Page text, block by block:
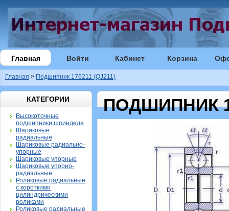
Главная Войти Кабинет Корзина
Главная > Подшипник 176211 (QJ211)
КАТЕГОРИИ
Высокоточные
подшипники шпинделя
Шариковые
радиальные
Шариковые радиально-
упорные
Шариковые упорные
Шариковые упорно-
радиальные
Роликовые радиальные
с короткими
цилиндрическими
роликами
Роликовые радиальные
ПОДШИПНИК